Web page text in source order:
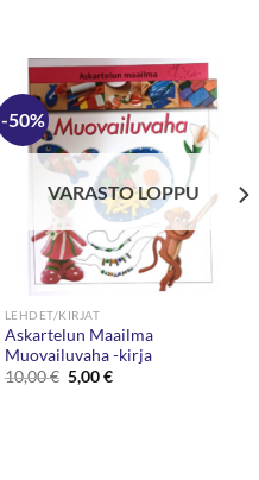
-50%
VARASTO LOPPU
LEHDET/KIRJAT
Askartelun Maailma
Muovailuvaha -kirja
10,00€ Alkuperäinen
hinta
5,00€Nykyinen